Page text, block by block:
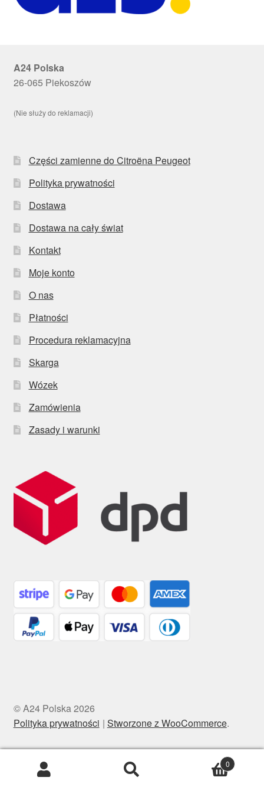
A24 Polska
26-065 Piekoszów
(Nie służy do reklamacji)
Części zamienne do Citroëna Peugeot
Polityka prywatności
Dostawa
Dostawa na cały świat
Kontakt
Moje konto
O nas
Płatności
Procedura reklamacyjna
Skarga
Wózek
Zamówienia
Zasady i warunki
© A24 Polska 2026
Polityka prywatności
Stworzone z WooCommerce.
0